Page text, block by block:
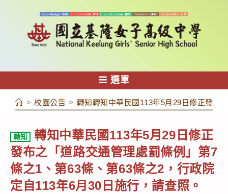
容
選單
> 校園公告 > 轉知轉知中華民國113年5月29日修正發布
轉知
轉知中華民國113年5月29日修正
發布之「道路交通管理處罰條例」第7
條之1、第63條、第63條之2，行政院
定自113年6月30日施行，請查照。